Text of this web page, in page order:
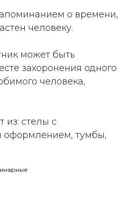
о времени,
человеку.
может быть
захоронения одного
человека,
из: стелы с
оформлением, тумбы,